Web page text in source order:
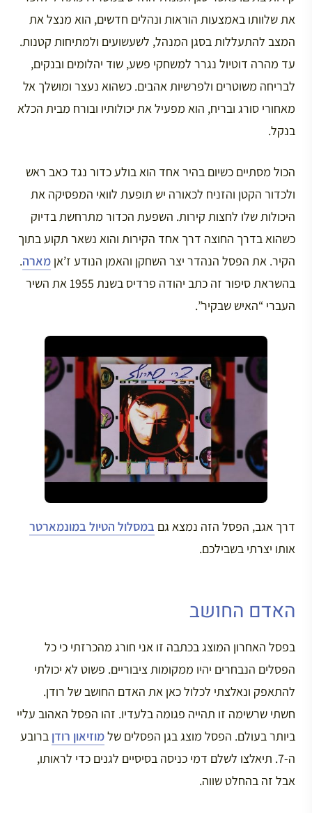
את שלוותו באמצעות הוראות ונהלים חדשים, הוא מנצל את
המצב להתעללות בסגן המנהל, לשעשועים ולמתיחות קטנות.
עד מהרה דוטיול נגרר למשחקי פשע, שוד יהלומים ובנקים,
לבריחה משוטרים ולפרשיות אהבים. כשהוא נעצר ומושלך אל
מאחורי סורג ובריח, הוא מפעיל את יכולותיו ובורח מבית הכלא
בנקל.
הכול מסתיים כשיום בהיר אחד הוא בולע כדור נגד כאב ראש
ולכדור הקטן והזניח לכאורה יש תופעת לוואי המפסיקה את
היכולות שלו לחצות קירות. השפעת הכדור מתרחשת בדיוק
כשהוא בדרך החוצה דרך אחד הקירות והוא נשאר תקוע בתוך
הקיר. את הפסל הנהדר יצר השחקן והאמן הנודע ז’אן מארה.
בהשראת סיפור זה כתב יהודה פרדיס בשנת 1955 את השיר
העברי “האיש שבקיר”.
דרך אגב, הפסל הזה נמצא גם במסלול הטיול במונמארטר
אותו יצרתי בשבילכם.
האדם החושב
בפסל האחרון המוצג בכתבה זו אני חורג מהכרזתי כי כל
הפסלים הנבחרים יהיו ממקומות ציבוריים. פשוט לא יכולתי
להתאפק ונאלצתי לכלול כאן את האדם החושב של רודן.
חשתי שרשימה זו תהייה פגומה בלעדיו. זהו הפסל האהוב עליי
ביותר בעולם. הפסל מוצג בגן הפסלים שלמוזיאון רודן ברובע
ה-7. תיאלצו לשלם דמי כניסה בסיסיים לגנים כדי לראותו,
אבל זה בהחלט שווה.